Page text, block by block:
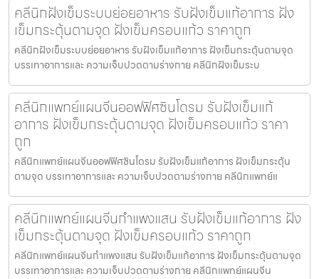
คลีนิกฝังเข็มระบบย่อยอาหาร รับฝังเข็มแก้อาการ ฝัง
เข็มกระตุ้นตามจุด ฝังเข็มครอบแก้ว ราคาถูก
คลีนิกฝังเข็มระบบย่อยอาหาร รับฝังเข็มแก้อาการ ฝังเข็มกระตุ้นตามจุด
บรรเทาอาการและ ความเจ็บปวดตามร่างกาย คลีนิกฝังเข็มระบ
คลีนิกแพทย์แผนจีนออฟฟิศซินโดรม รับฝังเข็มแก้
อาการ ฝังเข็มกระตุ้นตามจุด ฝังเข็มครอบแก้ว ราคา
ถูก
คลีนิกแพทย์แผนจีนออฟฟิศซินโดรม รับฝังเข็มแก้อาการ ฝังเข็มกระตุ้น
ตามจุด บรรเทาอาการและ ความเจ็บปวดตามร่างกาย คลีนิกแพทย์แ
คลีนิกแพทย์แผนจีนกำแพงแสน รับฝังเข็มแก้อาการ ฝัง
เข็มกระตุ้นตามจุด ฝังเข็มครอบแก้ว ราคาถูก
คลีนิกแพทย์แผนจีนกำแพงแสน รับฝังเข็มแก้อาการ ฝังเข็มกระตุ้นตามจุด
บรรเทาอาการและ ความเจ็บปวดตามร่างกาย คลีนิกแพทย์แผนจีน